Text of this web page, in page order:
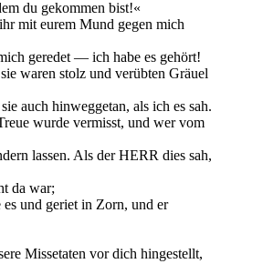
du gekommen bist!«
mit eurem Mund gegen mich
geredet — ich habe es gehört!
waren stolz und verübten Gräuel
auch hinweggetan, als ich es sah.
wurde vermisst, und wer vom
lassen. Als der HERR dies sah,
da war;
und geriet in Zorn, und er
Missetaten vor dich hingestellt,